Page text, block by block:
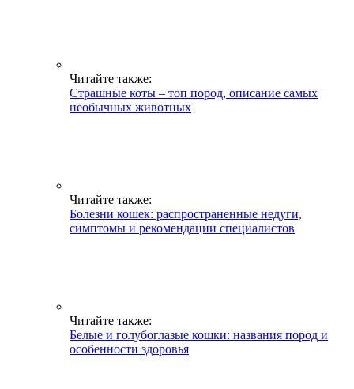
Читайте также:
Страшные коты – топ пород, описание самых
необычных животных
Читайте также:
Болезни кошек: распространенные недуги,
симптомы и рекомендации специалистов
Читайте также:
Белые и голубоглазые кошки: названия пород и
особенности здоровья